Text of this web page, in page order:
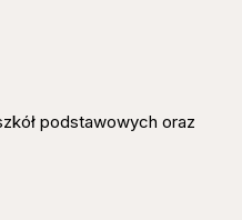
podstawowych oraz